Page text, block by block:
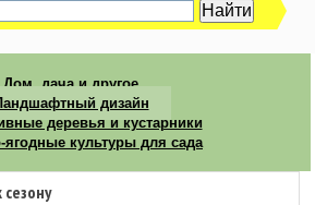
Дом, дача и другое
дизайн
деревья и кустарники
ягодные культуры для сада